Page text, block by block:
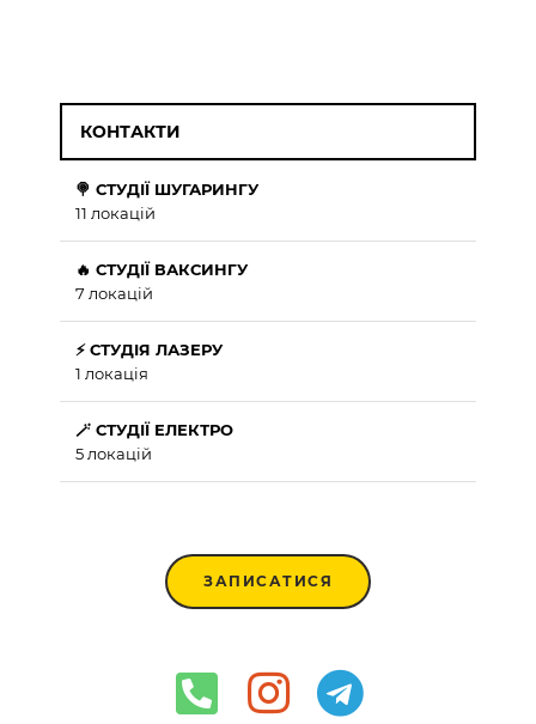
КОНТАКТИ
🍭 СТУДІЇ ШУГАРИНГУ
11 локацій
🔥 СТУДІЇ ВАКСИНГУ
7 локацій
⚡ СТУДІЯ ЛАЗЕРУ
1 локація
🪄 СТУДІЇ ЕЛЕКТРО
5 локацій
ЗАПИСАТИСЯ